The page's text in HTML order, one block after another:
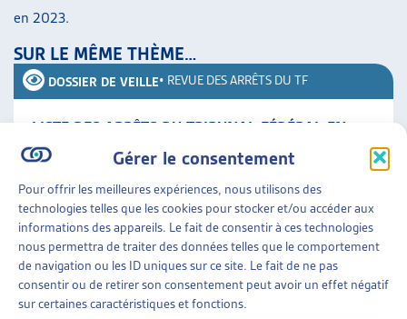
Gérer le consentement
Pour offrir les meilleures expériences, nous utilisons des
technologies telles que les cookies pour stocker et/ou accéder aux
informations des appareils. Le fait de consentir à ces technologies
nous permettra de traiter des données telles que le comportement
de navigation ou les ID uniques sur ce site. Le fait de ne pas
consentir ou de retirer son consentement peut avoir un effet négatif
sur certaines caractéristiques et fonctions.
en 2023.
SUR LE MÊME THÈME…
DOSSIER DE VEILLE• REVUE DES ARRÊTS DU TF
LISTE DES ARRÊTS DU TRIBUNAL FÉDÉRAL EN
MATIÈRE D’AIDE SOCIALE EN 2024
L’Artias publie en continu des résumés d’arrêts
concernant l’aide sociale. Ce document compile tous
les arrêts du Tribunal fédéral rendus en 2024. Il
contient sept [...]
Jurisprudence Revue des arrêts du TF